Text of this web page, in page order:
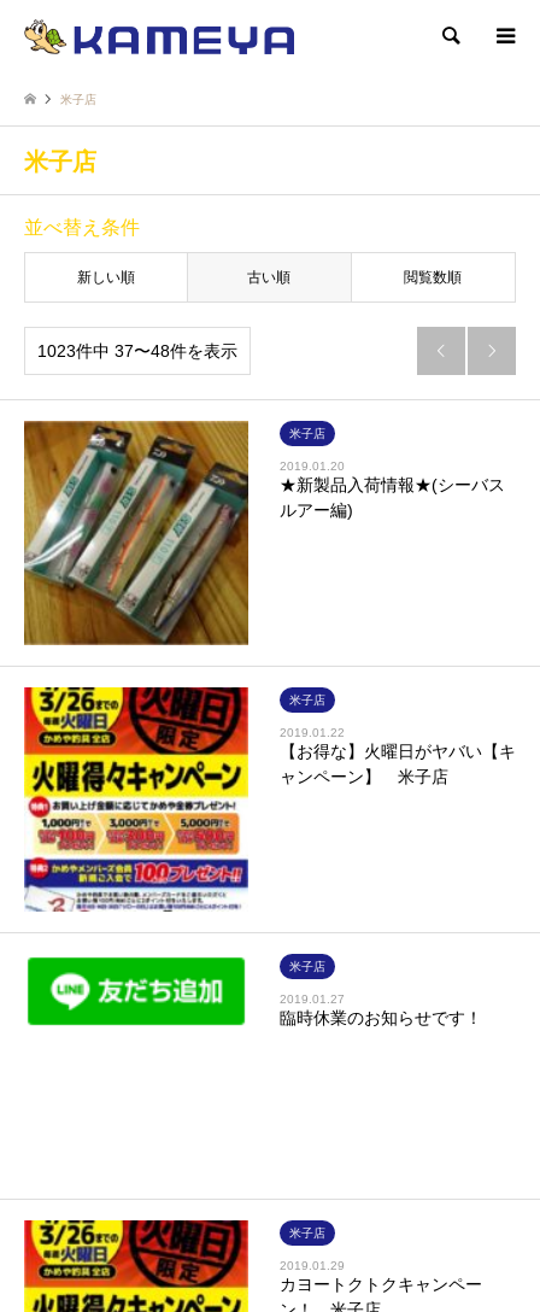
検索
米子店
米子店
並べ替え条件
新しい順 古い順 閲覧数順
1023件中 37〜48件を表示  
米子店
2019.01.20
★新製品入荷情報★(シーバス
ルアー編)
米子店
2019.01.22
【お得な】火曜日がヤバい【キ
ャンペーン】 米子店
米子店
2019.01.27
臨時休業のお知らせです！
米子店
2019.01.29
カヨートクトクキャンペー